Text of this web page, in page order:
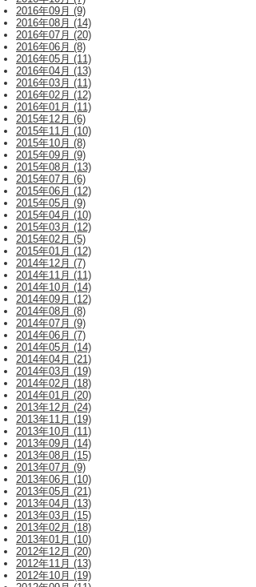
2016年09月 (9)
2016年08月 (14)
2016年07月 (20)
2016年06月 (8)
2016年05月 (11)
2016年04月 (13)
2016年03月 (11)
2016年02月 (12)
2016年01月 (11)
2015年12月 (6)
2015年11月 (10)
2015年10月 (8)
2015年09月 (9)
2015年08月 (13)
2015年07月 (6)
2015年06月 (12)
2015年05月 (9)
2015年04月 (10)
2015年03月 (12)
2015年02月 (5)
2015年01月 (12)
2014年12月 (7)
2014年11月 (11)
2014年10月 (14)
2014年09月 (12)
2014年08月 (8)
2014年07月 (9)
2014年06月 (7)
2014年05月 (14)
2014年04月 (21)
2014年03月 (19)
2014年02月 (18)
2014年01月 (20)
2013年12月 (24)
2013年11月 (19)
2013年10月 (11)
2013年09月 (14)
2013年08月 (15)
2013年07月 (9)
2013年06月 (10)
2013年05月 (21)
2013年04月 (13)
2013年03月 (15)
2013年02月 (18)
2013年01月 (10)
2012年12月 (20)
2012年11月 (13)
2012年10月 (19)